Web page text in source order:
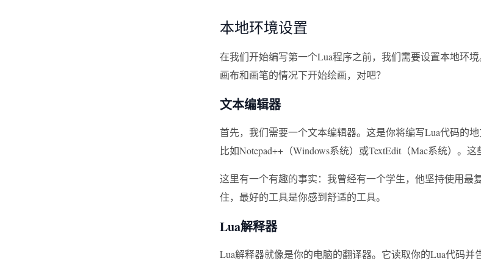
本地环境设置
在我们开始编写第一个Lua程序之前，我们需要设置本地环
画布和画笔的情况下开始绘画，对吧？
文本编辑器
首先，我们需要一个文本编辑器。这是你将编写Lua代码的
比如Notepad++（Windows系统）或TextEdit（Mac系统）。
这里有一个有趣的事实：我曾经有一个学生，他坚持使用
住，最好的工具是你感到舒适的工具。
Lua解释器
Lua解释器就像是你的电脑的翻译器。它读取你的Lua代码